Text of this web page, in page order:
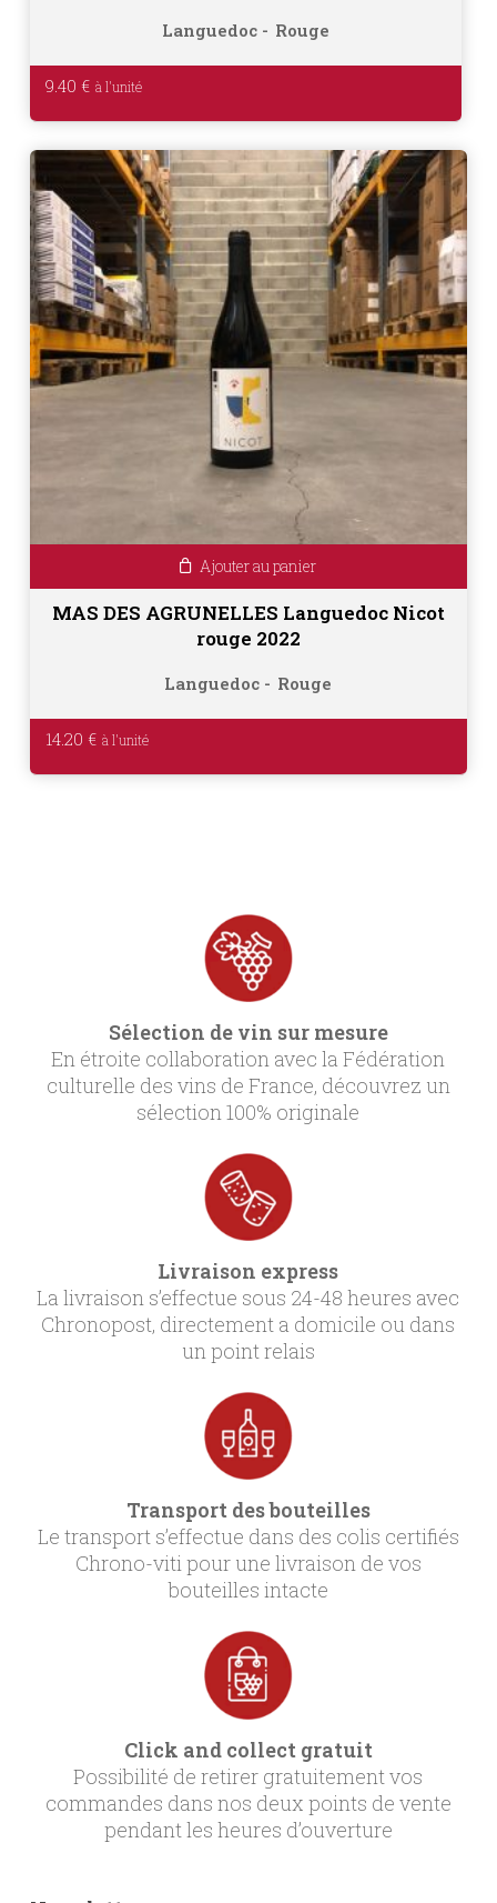
Languedoc Rouge
9.40 €
Ajouter au panier
MAS DES AGRUNELLES Languedoc Nicot
rouge 2022
Languedoc Rouge
14.20 €
Sélection de vin sur mesure
En étroite collaboration avec la Fédération
culturelle des vins de France, découvrez un
sélection 100% originale
Livraison express
La livraison s’effectue sous 24-48 heures avec
Chronopost, directement a domicile ou dans
un point relais
Transport des bouteilles
Le transport s’effectue dans des colis certifiés
Chrono-viti pour une livraison de vos
bouteilles intacte
Click and collect gratuit
Possibilité de retirer gratuitement vos
commandes dans nos deux points de vente
pendant les heures d’ouverture